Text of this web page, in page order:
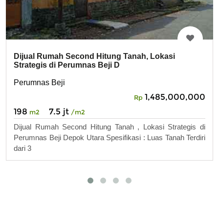
Dijual Rumah Second Hitung Tanah, Lokasi
Strategis di Perumnas Beji D
Perumnas Beji
Rp 1,485,000,000
198 m2 7.5 jt /m2
Dijual Rumah Second Hitung Tanah , Lokasi Strategis di
Perumnas Beji Depok Utara Spesifikasi : Luas Tanah Terdiri
dari 3